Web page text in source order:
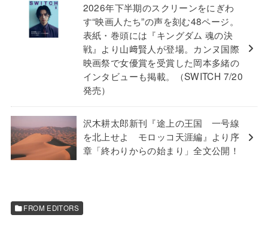
2026年下半期のスクリーンをにぎわ
す“映画人たち”の声を刻む48ページ。
表紙・巻頭には『キングダム 魂の決
戦』より山﨑賢人が登場。カンヌ国際
映画祭で女優賞を受賞した岡本多緒の
インタビューも掲載。（SWITCH 7/20
発売）
沢木耕太郎新刊『途上の王国 一号線
を北上せよ モロッコ天涯編』より序
章「終わりからの始まり」全文公開！
FROM EDITORS